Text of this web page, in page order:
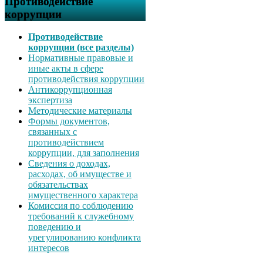
коррупции
Противодействие
коррупции (все разделы)
Нормативные правовые и
иные акты в сфере
противодействия коррупции
Антикоррупционная
экспертиза
Методические материалы
Формы документов,
связанных с
противодействием
коррупции, для заполнения
Сведения о доходах,
расходах, об имуществе и
обязательствах
имущественного характера
Комиссия по соблюдению
требований к служебному
поведению и
урегулированию конфликта
интересов